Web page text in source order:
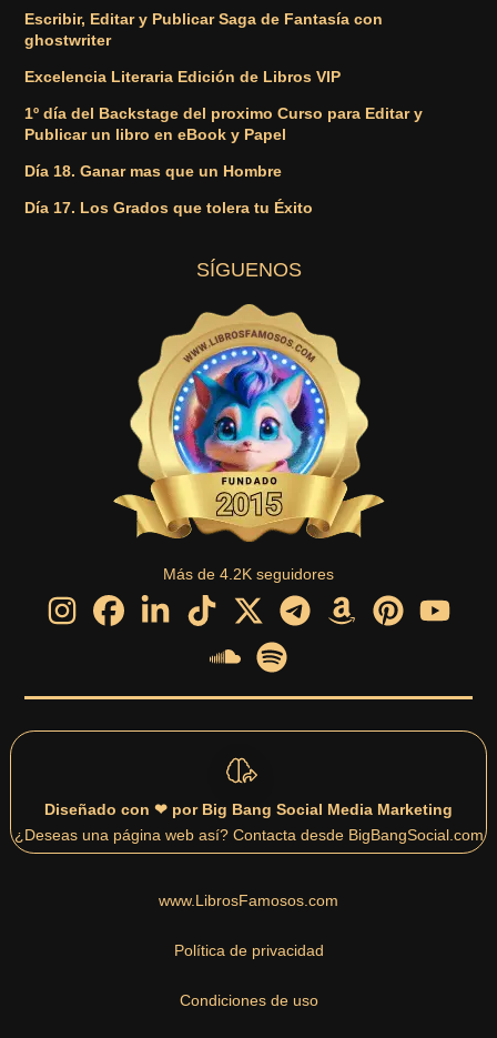
Escribir, Editar y Publicar Saga de Fantasía con
ghostwriter
Excelencia Literaria Edición de Libros VIP
1º día del Backstage del proximo Curso para Editar y
Publicar un libro en eBook y Papel
Día 18. Ganar mas que un Hombre
Día 17. Los Grados que tolera tu Éxito
SÍGUENOS
Más de 4.2K seguidores
Diseñado con ❤ por Big Bang Social Media Marketing
¿Deseas una página web así? Contacta desde BigBangSocial.com
www.LibrosFamosos.com
Política de privacidad
Condiciones de uso